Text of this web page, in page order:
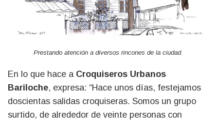
Prestando atención a diversos rincones de la ciudad.
En lo que hace a Croquiseros Urbanos
Bariloche, expresa: “Hace unos días, festejamos
doscientas salidas croquiseras. Somos un grupo
surtido, de alrededor de veinte personas con